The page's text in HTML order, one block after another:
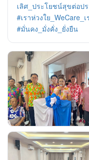
เลิศ_ประโยชน์สุขต่อป
#เราห่วงใย_WeCare_
#มั่นคง_มั่งคั่ง_ยั่งยืน